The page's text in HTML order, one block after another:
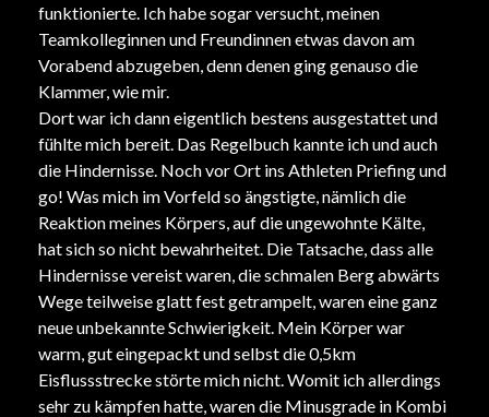
funktionierte. Ich habe sogar versucht, meinen
Teamkolleginnen und Freundinnen etwas davon am
Vorabend abzugeben, denn denen ging genauso die
Klammer, wie mir.
Dort war ich dann eigentlich bestens ausgestattet und
fühlte mich bereit. Das Regelbuch kannte ich und auch
die Hindernisse. Noch vor Ort ins Athleten Priefing und
go! Was mich im Vorfeld so ängstigte, nämlich die
Reaktion meines Körpers, auf die ungewohnte Kälte,
hat sich so nicht bewahrheitet. Die Tatsache, dass alle
Hindernisse vereist waren, die schmalen Berg abwärts
Wege teilweise glatt fest getrampelt, waren eine ganz
neue unbekannte Schwierigkeit. Mein Körper war
warm, gut eingepackt und selbst die 0,5km
Eisflussstrecke störte mich nicht. Womit ich allerdings
sehr zu kämpfen hatte, waren die Minusgrade in Kombi